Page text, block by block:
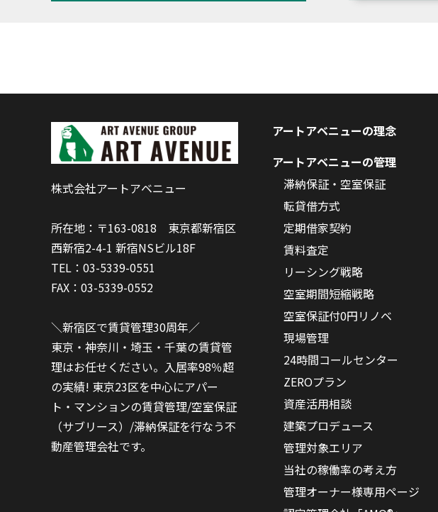
株式会社アートアベニュー
所在地：〒163-0818 東京都新宿区
西新宿2-4-1 新宿NSビル18F
TEL：03-5339-0551
FAX：03-5339-0552
＼新宿区で賃貸管理30周年／
東京・神奈川・埼玉・千葉の賃貸管
理はお任せください。入居率98％超
の実績! 東京23区を中心にアパー
ト・マンションの賃貸管理/空室保証
（サブリース）/滞納保証を行なう不
動産管理会社です。
アートアベニューの理念
アートアベニューの管理
滞納保証・空室保証
転貸借方式
定期借家契約
賃料査定
リーシング戦略
空室期間短縮戦略
空室保証付0円リノベ
現場管理
24時間コールセンター
ZEROプラン
資産活用相談
建築プロデュース
管理対象エリア
当社の稼働率の考え方
管理オーナー様専用ページ